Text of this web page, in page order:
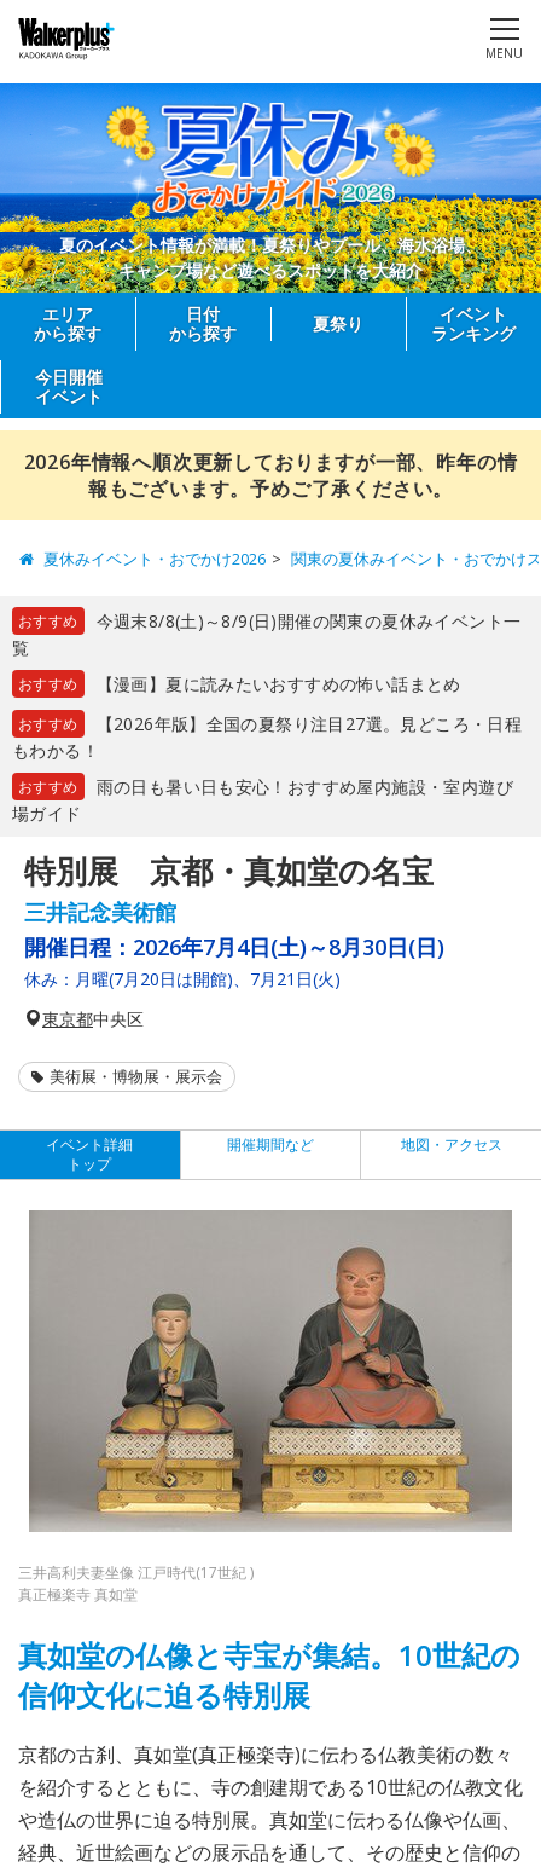
MENU
夏のイベント情報が満載！夏祭りやプール、海水浴場、
キャンプ場など遊べるスポットを大紹介
エリア
から探す
日付
から探す
夏祭り
イベント
ランキング
今日開催
イベント
2026年情報へ順次更新しておりますが一部、昨年の情
報もございます。予めご了承ください。
夏休みイベント・おでかけ2026 関東の夏休みイベント・おでかけ
おすすめ
今週末8/8(土)～8/9(日)開催の関東の夏休みイベント一
覧
おすすめ 【漫画】夏に読みたいおすすめの怖い話まとめ
おすすめ
【2026年版】全国の夏祭り注目27選。見どころ・日程
もわかる！
おすすめ
雨の日も暑い日も安心！おすすめ屋内施設・室内遊び
場ガイド
特別展 京都・真如堂の名宝
三井記念美術館
開催日程： 2026年7月4日(土)～8月30日(日)
休み：月曜(7月20日は開館)、7月21日(火)
東京都中央区
美術展・博物展・展示会
イベント詳細
トップ
開催期間など 地図・アクセス
三井高利夫妻坐像 江戸時代(17世紀 )
真正極楽寺 真如堂
真如堂の仏像と寺宝が集結。10世紀の
信仰文化に迫る特別展
京都の古刹、真如堂(真正極楽寺)に伝わる仏教美術の数々
を紹介するとともに、寺の創建期である10世紀の仏教文化
や造仏の世界に迫る特別展。真如堂に伝わる仏像や仏画、
経典、近世絵画などの展示品を通して、その歴史と信仰の